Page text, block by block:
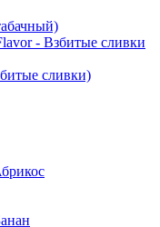
сливки)